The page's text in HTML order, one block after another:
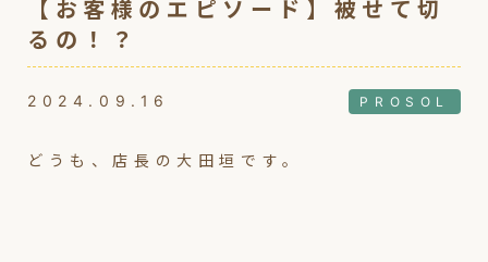
【お客様のエピソード】被せて切
るの！？
2024.09.16 PROSOL
どうも、店長の大田垣です。